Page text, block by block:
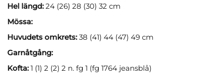
Hel längd:24 (26) 28 (30) 32 cm
Mössa:
Huvudets omkrets:38 (41) 44 (47) 49 cm
Garnåtgång:
Kofta:1 (1) 2 (2) 2 n. fg 1 (fg 1764 jeansblå)